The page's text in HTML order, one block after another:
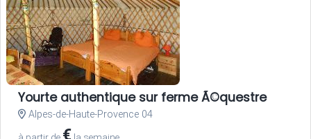
Yourte authentique sur ferme Ã©questre
Alpes-de-Haute-Provence 04